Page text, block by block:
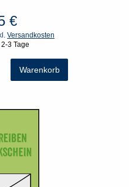
€
Versandkosten
2-3 Tage